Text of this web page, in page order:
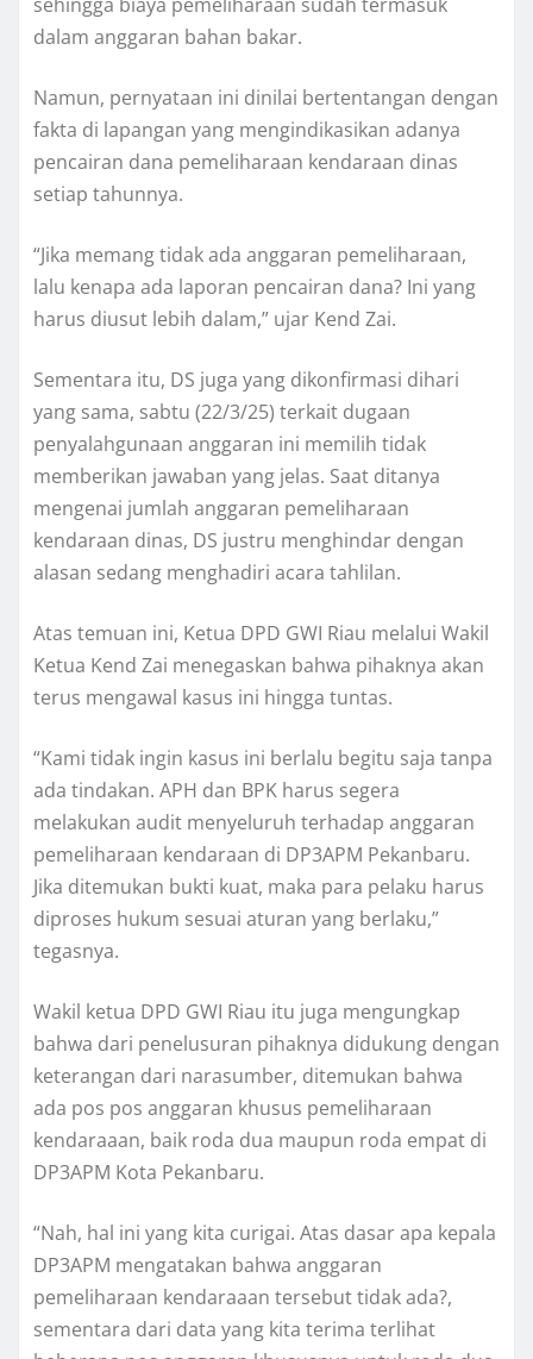
dalam anggaran bahan bakar.
Namun, pernyataan ini dinilai bertentangan dengan
fakta di lapangan yang mengindikasikan adanya
pencairan dana pemeliharaan kendaraan dinas
setiap tahunnya.
“Jika memang tidak ada anggaran pemeliharaan,
lalu kenapa ada laporan pencairan dana? Ini yang
harus diusut lebih dalam,” ujar Kend Zai.
Sementara itu, DS juga yang dikonfirmasi dihari
yang sama, sabtu (22/3/25) terkait dugaan
penyalahgunaan anggaran ini memilih tidak
memberikan jawaban yang jelas. Saat ditanya
mengenai jumlah anggaran pemeliharaan
kendaraan dinas, DS justru menghindar dengan
alasan sedang menghadiri acara tahlilan.
Atas temuan ini, Ketua DPD GWI Riau melalui Wakil
Ketua Kend Zai menegaskan bahwa pihaknya akan
terus mengawal kasus ini hingga tuntas.
“Kami tidak ingin kasus ini berlalu begitu saja tanpa
ada tindakan. APH dan BPK harus segera
melakukan audit menyeluruh terhadap anggaran
pemeliharaan kendaraan di DP3APM Pekanbaru.
Jika ditemukan bukti kuat, maka para pelaku harus
diproses hukum sesuai aturan yang berlaku,”
tegasnya.
Wakil ketua DPD GWI Riau itu juga mengungkap
bahwa dari penelusuran pihaknya didukung dengan
keterangan dari narasumber, ditemukan bahwa
ada pos pos anggaran khusus pemeliharaan
kendaraaan, baik roda dua maupun roda empat di
DP3APM Kota Pekanbaru.
“Nah, hal ini yang kita curigai. Atas dasar apa kepala
DP3APM mengatakan bahwa anggaran
pemeliharaan kendaraaan tersebut tidak ada?,
sementara dari data yang kita terima terlihat